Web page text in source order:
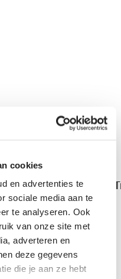
cookies
en advertenties te
sociale media aan te
te analyseren. Ook
van onze site met
adverteren en
deze gegevens
die je aan ze hebt